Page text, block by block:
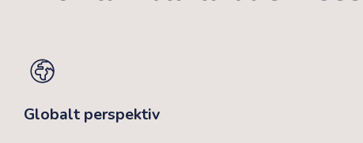
Globalt perspektiv